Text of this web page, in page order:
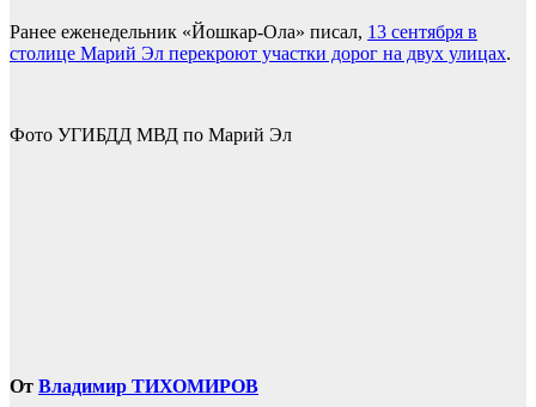
Ранее еженедельник «Йошкар-Ола» писал, 13 сентября в
столице Марий Эл перекроют участки дорог на двух улицах.
Фото УГИБДД МВД по Марий Эл
От Владимир ТИХОМИРОВ